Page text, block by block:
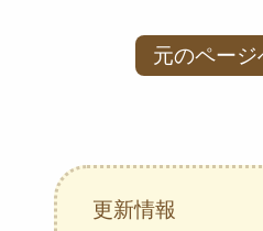
元のページ
更新情報